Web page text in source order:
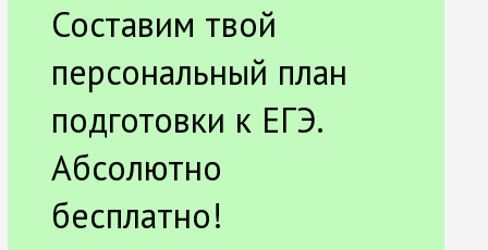
Составим твой
персональный план
подготовки к ЕГЭ.
Абсолютно
бесплатно!